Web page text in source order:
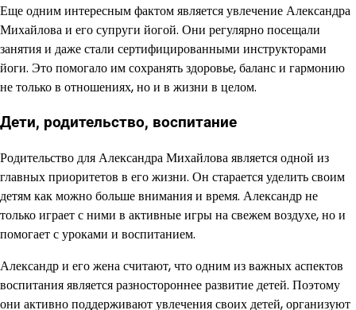
Еще одним интересным фактом является увлечение Александра
Михайлова и его супруги йогой. Они регулярно посещали
занятия и даже стали сертифицированными инструкторами
йоги. Это помогало им сохранять здоровье, баланс и гармонию
не только в отношениях, но и в жизни в целом.
Дети, родительство, воспитание
Родительство для Александра Михайлова является одной из
главных приоритетов в его жизни. Он старается уделить своим
детям как можно больше внимания и время. Александр не
только играет с ними в активные игры на свежем воздухе, но и
помогает с уроками и воспитанием.
Александр и его жена считают, что одним из важных аспектов
воспитания является разностороннее развитие детей. Поэтому
они активно поддерживают увлечения своих детей, организуют